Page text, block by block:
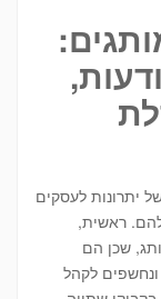
יתרונות לעסקים
ראשית,
שכן הם
לקהל